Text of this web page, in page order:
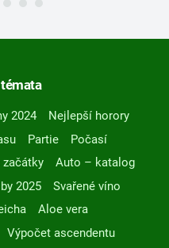
2024
Nejlepší horory
Partie
Počasí
začátky
Auto – katalog
2025
Svařené víno
Aloe vera
Výpočet ascendentu